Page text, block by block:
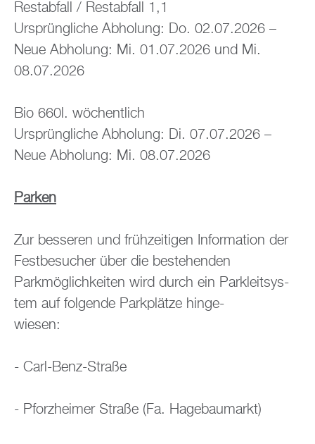
Re­st­ab­fall / Re­st­ab­fall 1,1
Ur­sprüng­li­che Ab­ho­lung: Do. 02.07.2026 –
Neue Ab­ho­lung: Mi. 01.07.2026 und Mi.
08.07.2026
Bio 660l. wö­chent­lich
Ur­sprüng­li­che Ab­ho­lung: Di. 07.07.2026 –
Neue Ab­ho­lung: Mi. 08.07.2026
Par­ken
Zur bes­se­ren und früh­zei­ti­gen In­for­ma­ti­on der
Fest­be­su­cher über die be­stehen­den
Park­mög­lich­kei­ten wird durch ein Park­leit­sys­
tem auf fol­gen­de Park­plät­ze hinge-
wie­sen:
- Carl-Benz-Stra­ße
- Pforz­hei­mer Stra­ße (Fa. Ha­ge­bau­markt)